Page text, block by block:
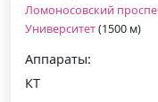
Ломоносовский
Университет(1500 м)
Аппараты:
КТ